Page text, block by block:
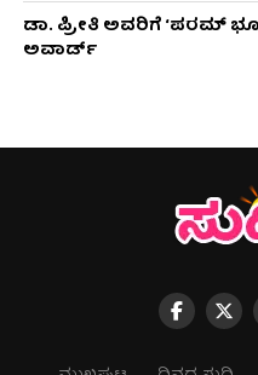
ಡಾ. ಪ್ರೀತಿ ಅವರಿಗೆ ‘ಪರಮ್
ಅವಾರ್ಡ್